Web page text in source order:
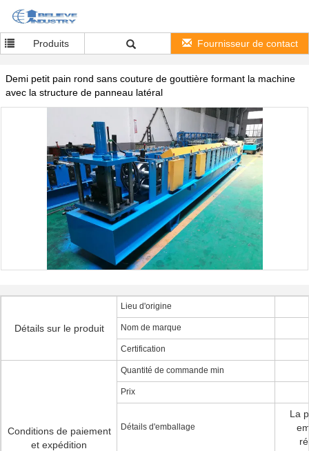
Produits Fournisseur de contact
Demi petit pain rond sans couture de gouttière formant la machine
avec la structure de panneau latéral
Détails sur le produit
Lieu d'origine
Nom de marque
Certification
Conditions de paiement
et expédition
Quantité de commande min
Prix
Détails d'emballage
La